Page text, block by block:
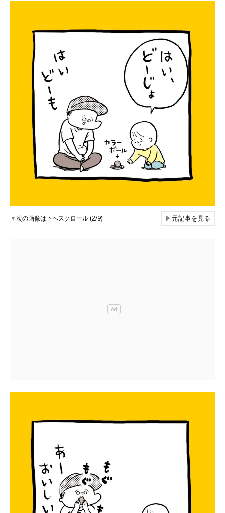
▼次の画像は下へスクロール (2/9) ▶元記事を見る